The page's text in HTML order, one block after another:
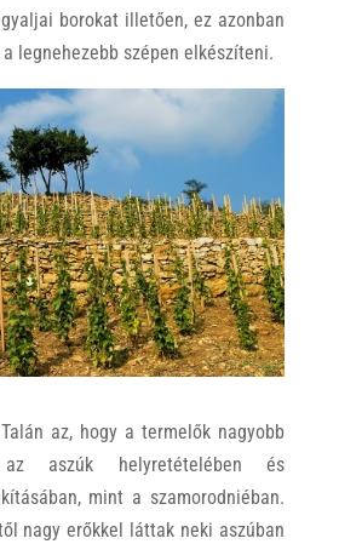
borokat illetően, ez azonban
legnehezebb szépen elkészíteni.
az, hogy a termelők nagyobb
aszúk helyretételében és
mint a szamorodniéban.
nagy erőkkel láttak neki aszúban